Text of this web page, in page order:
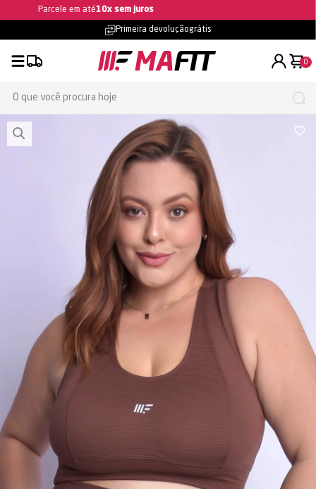
Ganhe 5% OFF na primeira compra
Primeira devoluçãográtis
0